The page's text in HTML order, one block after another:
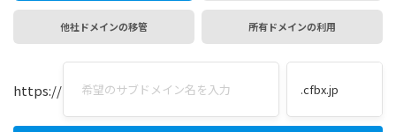
他社ドメインの移管 所有ドメインの利用
https://